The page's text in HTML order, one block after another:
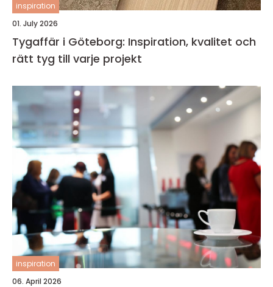
inspiration
01. July 2026
Tygaffär i Göteborg: Inspiration, kvalitet och
rätt tyg till varje projekt
inspiration
06. April 2026